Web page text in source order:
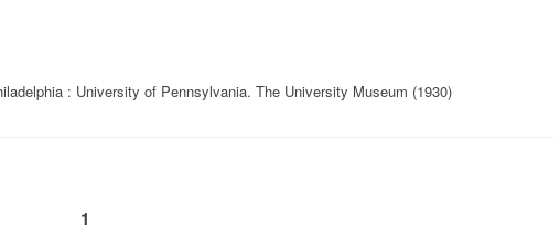
: University of Pennsylvania. The University Museum (1930)
1